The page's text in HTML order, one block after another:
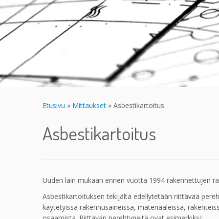
Etusivu » Mittaukset » Asbestikartoitus
Asbestikartoitus
Uuden lain mukaan ennen vuotta 1994 rakennettujen
Asbestikartoituksen tekijältä edellytetään riittävää
käytetyissä rakennusaineissa, materiaaleissa,